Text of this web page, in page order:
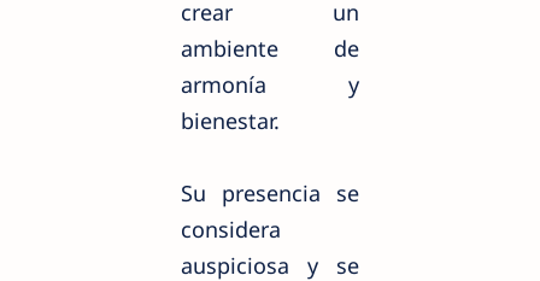
crear un
ambiente de
armonía y
bienestar.
Su presencia se
considera
auspiciosa y se